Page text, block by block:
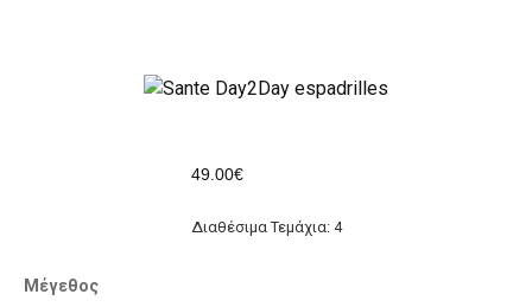
49.00€
Διαθέσιμα Τεμάχια: 4
Μέγεθος